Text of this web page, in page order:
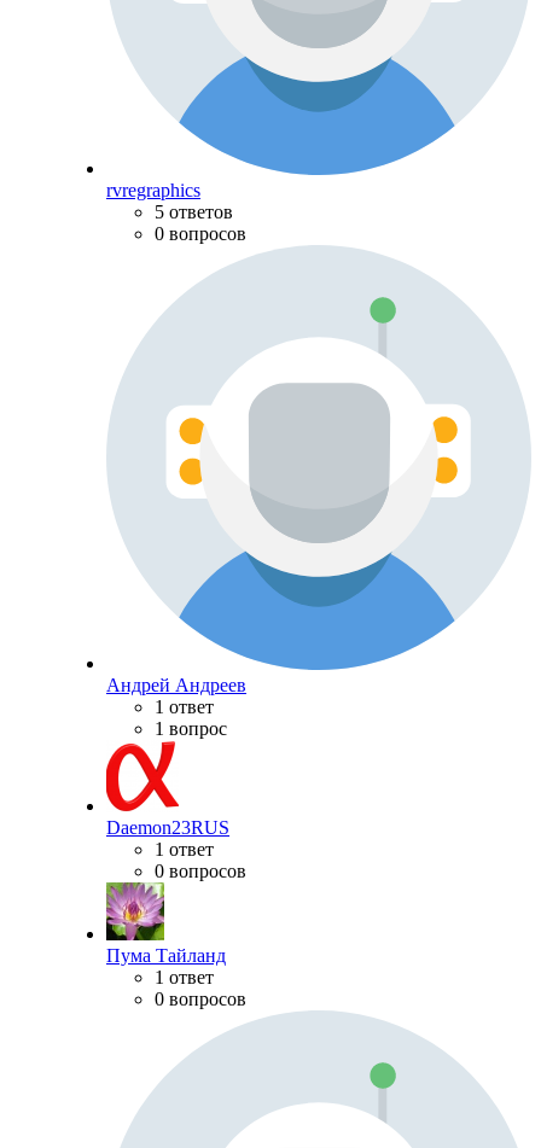
rvregraphics
5 ответов
0 вопросов
Андрей Андреев
1 ответ
1 вопрос
Daemon23RUS
1 ответ
0 вопросов
Пума Тайланд
1 ответ
0 вопросов